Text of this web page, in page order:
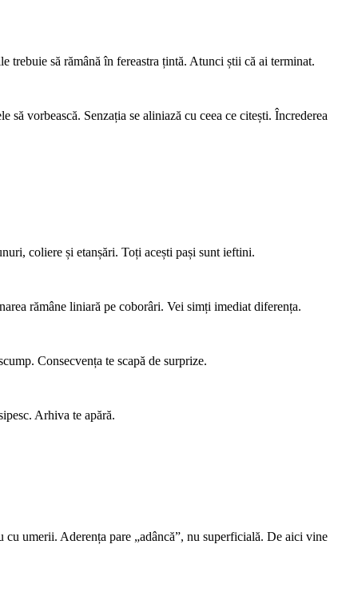
să rămână în fereastra țintă. Atunci știi că ai terminat.
vorbească. Senzația se aliniază cu ceea ce citești. Încrederea
coliere și etanșări. Toți acești pași sunt ieftini.
rămâne liniară pe coborâri. Vei simți imediat diferența.
Consecvența te scapă de surprize.
Arhiva te apără.
umerii. Aderența pare „adâncă”, nu superficială. De aici vine